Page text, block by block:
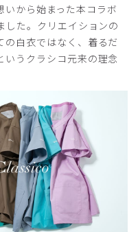
。業務中も動きやすくて
ただきありがとうござい
欲しいです！
スクラブパンツ/タ
から始まった本コラボ
した。クリエイションの
白衣ではなく、着るだ
うクラシコ元来の理念